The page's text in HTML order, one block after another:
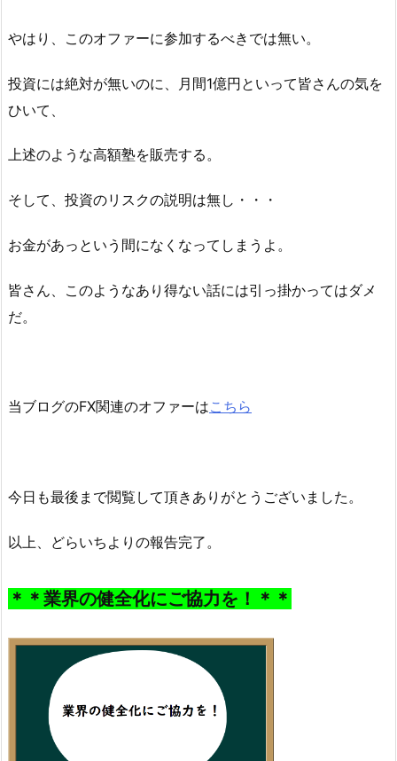
やはり、このオファーに参加するべきでは無い。
投資には絶対が無いのに、月間1億円といって皆さんの気を
ひいて、
上述のような高額塾を販売する。
そして、投資のリスクの説明は無し・・・
お金があっという間になくなってしまうよ。
皆さん、このようなあり得ない話には引っ掛かってはダメ
だ。
当ブログのFX関連のオファーはこちら
今日も最後まで閲覧して頂きありがとうございました。
以上、どらいちよりの報告完了。
＊＊業界の健全化にご協力を！＊＊